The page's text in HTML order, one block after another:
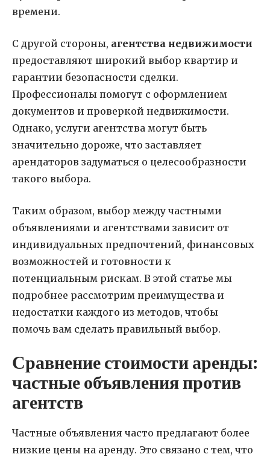
времени.
С другой стороны, агентства недвижимости
предоставляют широкий выбор квартир и
гарантии безопасности сделки.
Профессионалы помогут с оформлением
документов и проверкой недвижимости.
Однако, услуги агентства могут быть
значительно дороже, что заставляет
арендаторов задуматься о целесообразности
такого выбора.
Таким образом, выбор между частными
объявлениями и агентствами зависит от
индивидуальных предпочтений, финансовых
возможностей и готовности к
потенциальным рискам. В этой статье мы
подробнее рассмотрим преимущества и
недостатки каждого из методов, чтобы
помочь вам сделать правильный выбор.
Сравнение стоимости аренды:
частные объявления против
агентств
Частные объявления часто предлагают более
низкие цены на аренду. Это связано с тем, что